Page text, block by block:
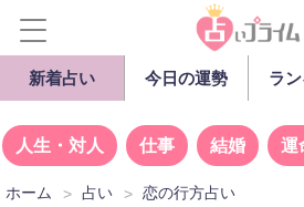
新着占い 今日の運勢 ラ
人生・対人 仕事 結婚 運
ホーム 占い 恋の行方占い